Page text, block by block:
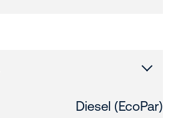
Diesel (EcoPar)